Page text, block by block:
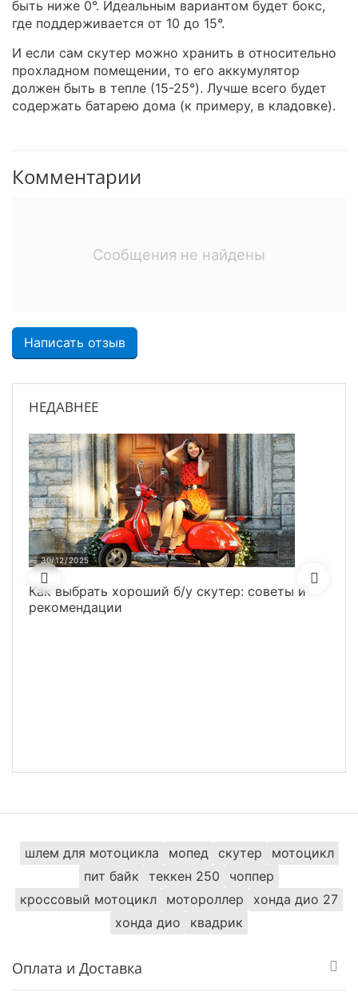
быть ниже 0°. Идеальным вариантом будет бокс,
где поддерживается от 10 до 15°.
И если сам скутер можно хранить в относительно
прохладном помещении, то его аккумулятор
должен быть в тепле (15-25°). Лучше всего будет
содержать батарею дома (к примеру, в кладовке).
Комментарии
Сообщения не найдены
Написать отзыв
НЕДАВНЕЕ
30/12/2025
Как выбрать хороший б/у скутер: советы и
рекомендации
шлем для мотоцикла мопед скутер
мотоцикл
пит байк
теккен 250
чоппер
кроссовый мотоцикл
мотороллер
хонда дио 27
хонда дио
квадрик
Оплата и Доставка